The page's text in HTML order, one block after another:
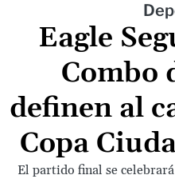
Eagle
Combo
definen al
Copa
El partido final se